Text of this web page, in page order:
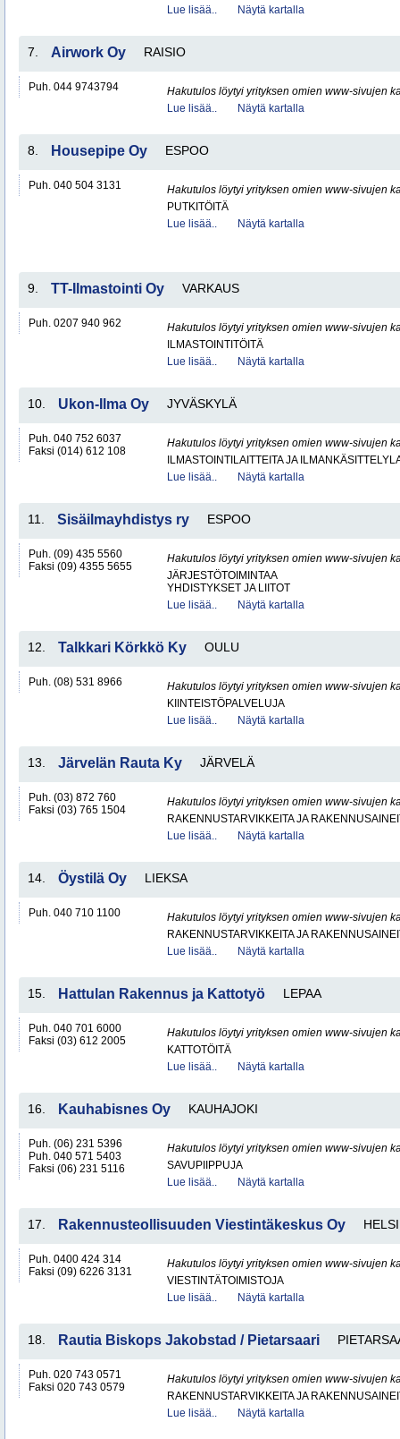
Lue lisää..
Näytä kartalla
7. Airwork Oy RAISIO
Puh. 044 9743794
Hakutulos löytyi yrityksen omien www-sivujen
Lue lisää..
Näytä kartalla
8. Housepipe Oy ESPOO
Puh. 040 504 3131
Hakutulos löytyi yrityksen omien www-sivujen
PUTKITÖITÄ
Lue lisää..
Näytä kartalla
9. TT-Ilmastointi Oy VARKAUS
Puh. 0207 940 962
Hakutulos löytyi yrityksen omien www-sivujen
ILMASTOINTITÖITÄ
Lue lisää..
Näytä kartalla
10. Ukon-Ilma Oy JYVÄSKYLÄ
Puh. 040 752 6037
Faksi (014) 612 108
Hakutulos löytyi yrityksen omien www-sivujen
ILMASTOINTILAITTEITA JA
Lue lisää..
Näytä kartalla
11. Sisäilmayhdistys ry ESPOO
Puh. (09) 435 5560
Faksi (09) 4355 5655
Hakutulos löytyi yrityksen omien www-sivujen
JÄRJESTÖTOIMINTAA
YHDISTYKSET JA LIITOT
Lue lisää..
Näytä kartalla
12. Talkkari Körkkö Ky OULU
Puh. (08) 531 8966
Hakutulos löytyi yrityksen omien www-sivujen
KIINTEISTÖPALVELUJA
Lue lisää..
Näytä kartalla
13. Järvelän Rauta Ky JÄRVELÄ
Puh. (03) 872 760
Faksi (03) 765 1504
Hakutulos löytyi yrityksen omien www-sivujen
RAKENNUSTARVIKKEITA JA
Lue lisää..
Näytä kartalla
14. Öystilä Oy LIEKSA
Puh. 040 710 1100
Hakutulos löytyi yrityksen omien www-sivujen
RAKENNUSTARVIKKEITA JA
Lue lisää..
Näytä kartalla
15. Hattulan Rakennus ja Kattotyö LEPAA
Puh. 040 701 6000
Faksi (03) 612 2005
Hakutulos löytyi yrityksen omien www-sivujen
KATTOTÖITÄ
Lue lisää..
Näytä kartalla
16. Kauhabisnes Oy KAUHAJOKI
Puh. (06) 231 5396
Puh. 040 571 5403
Faksi (06) 231 5116
Hakutulos löytyi yrityksen omien www-sivujen
SAVUPIIPPUJA
Lue lisää..
Näytä kartalla
17. Rakennusteollisuuden Viestintäkeskus Oy
Puh. 0400 424 314
Faksi (09) 6226 3131
Hakutulos löytyi yrityksen omien www-sivujen
VIESTINTÄTOIMISTOJA
Lue lisää..
Näytä kartalla
18. Rautia Biskops Jakobstad / Pietarsaari
Puh. 020 743 0571
Faksi 020 743 0579
Hakutulos löytyi yrityksen omien www-sivujen
RAKENNUSTARVIKKEITA JA
Lue lisää..
Näytä kartalla